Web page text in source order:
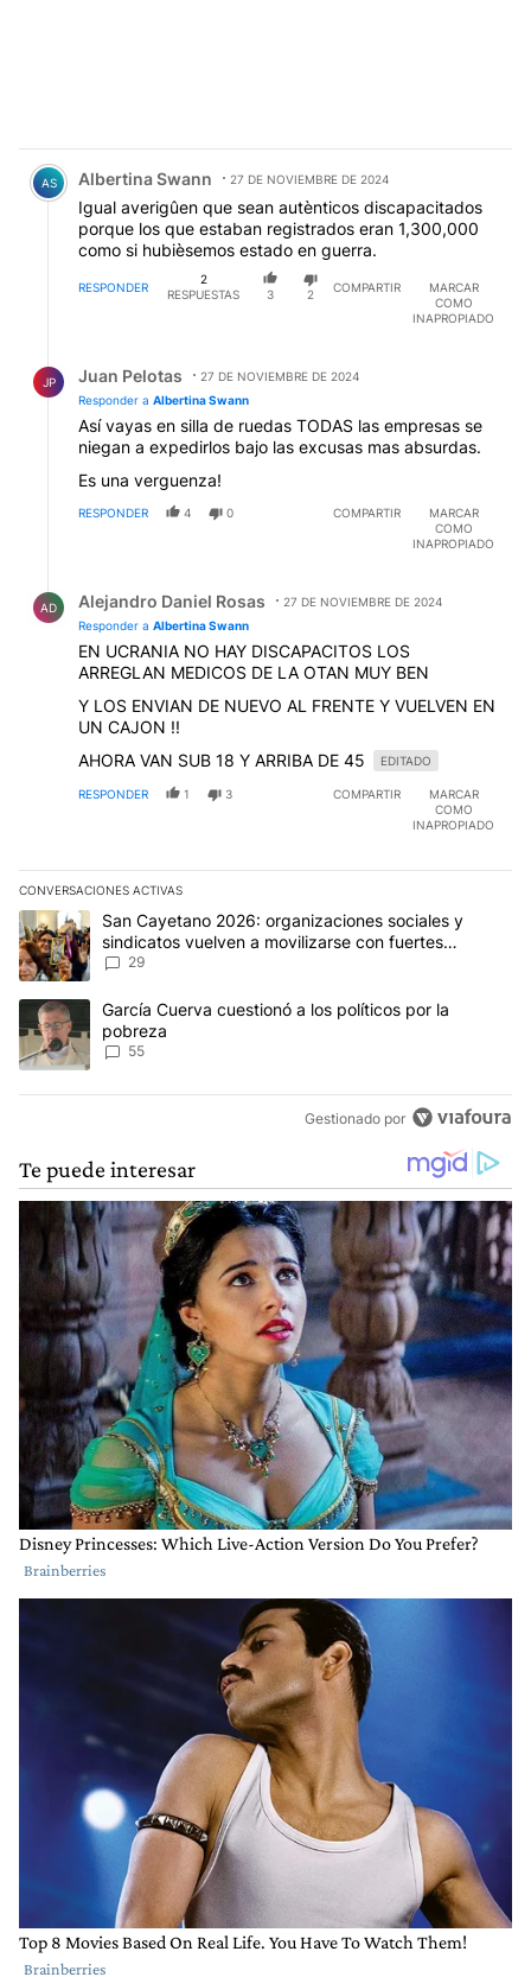
Comentario de Albertina Swann.
AS Albertina Swann 27 DE NOVIEMBRE DE 2024
Igual averigûen que sean autènticos discapacitados
porque los que estaban registrados eran 1,300,000
como si hubièsemos estado en guerra.
RESPONDER
2
RESPUESTAS
3 2
COMPARTIR
MARCAR
COMO
INAPROPIADO
JP Juan Pelotas
27 DE NOVIEMBRE DE 2024
Responder a Albertina Swann
Así vayas en silla de ruedas TODAS las empresas se
niegan a expedirlos bajo las excusas mas absurdas.
Es una verguenza!
RESPONDER 4 0 COMPARTIR
MARCAR
COMO
INAPROPIADO
AD Alejandro Daniel Rosas
27 DE NOVIEMBRE DE 2024
Responder a Albertina Swann
EN UCRANIA NO HAY DISCAPACITOS LOS
ARREGLAN MEDICOS DE LA OTAN MUY BEN
Y LOS ENVIAN DE NUEVO AL FRENTE Y VUELVEN EN
UN CAJON !!
AHORA VAN SUB 18 Y ARRIBA DE 45
EDITADO
RESPONDER 1 3 COMPARTIR
MARCAR
COMO
INAPROPIADO
CONVERSACIONES ACTIVAS
Este listado muestra los artículos con más comentarios en los
Un artículo de tendencia con el título "San Cayetano 2026:
San Cayetano 2026: organizaciones sociales y
sindicatos vuelven a movilizarse con fuertes
reclamos al Gobierno
29
Un artículo de tendencia con el título "García Cuerva cuestionó
García Cuerva cuestionó a los políticos por la
pobreza
55
Gestionado por